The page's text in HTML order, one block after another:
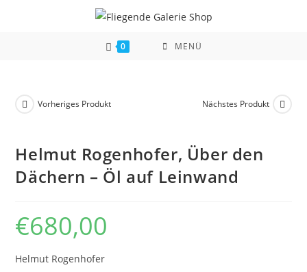
0 MENÜ
Vorheriges Produkt Nächstes Produkt
Helmut Rogenhofer, Über den
Dächern – Öl auf Leinwand
€680,00
Helmut Rogenhofer